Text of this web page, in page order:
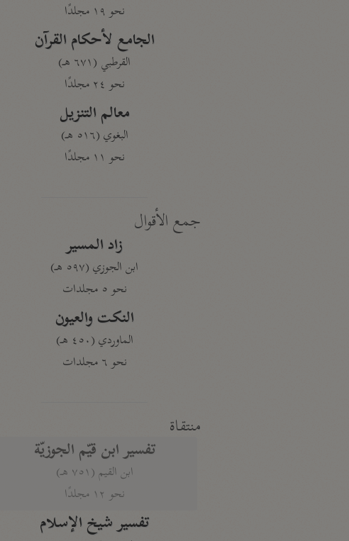
نحو ١٩ مجلدًا
الجامع لأحكام القرآن
القرطبي (٦٧١ هـ)
نحو ٢٤ مجلدًا
معالم التنزيل
البغوي (٥١٦ هـ)
نحو ١١ مجلدًا
جمع الأقوال
زاد المسير
ابن الجوزي (٥٩٧ هـ)
نحو ٥ مجلدات
النكت والعيون
الماوردي (٤٥٠ هـ)
نحو ٦ مجلدات
منتقاة
تفسير ابن قيّم الجوزيّة
ابن القيم (٧٥١ هـ)
نحو ١٢ مجلدًا
تفسير شيخ الإسلام